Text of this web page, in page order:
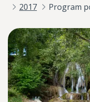
2017 Program